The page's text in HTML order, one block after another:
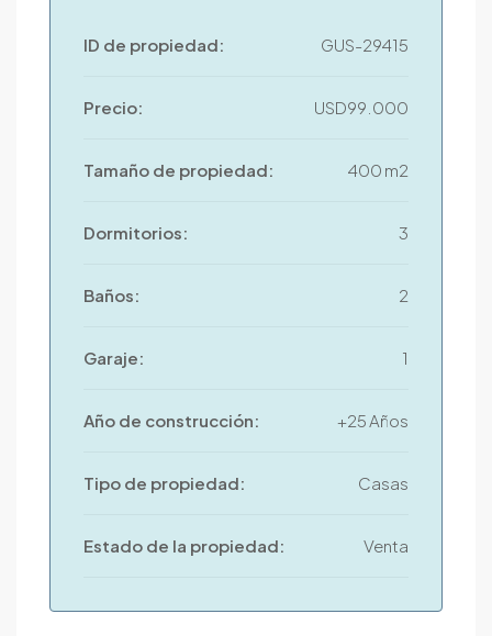
ID de propiedad: GUS-29415
Precio: USD99.000
Tamaño de propiedad: 400 m2
Dormitorios: 3
Baños: 2
Garaje: 1
Año de construcción: +25 Años
Tipo de propiedad: Casas
Estado de la propiedad: Venta